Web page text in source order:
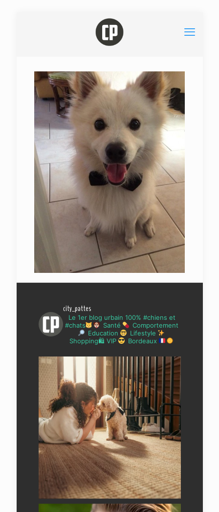
city_pattes
Le 1er blog urbain 100% #chiens et
#chats
Santé
Comportement
Education
Lifestyle
Shopping🛍 VIP
Bordeaux